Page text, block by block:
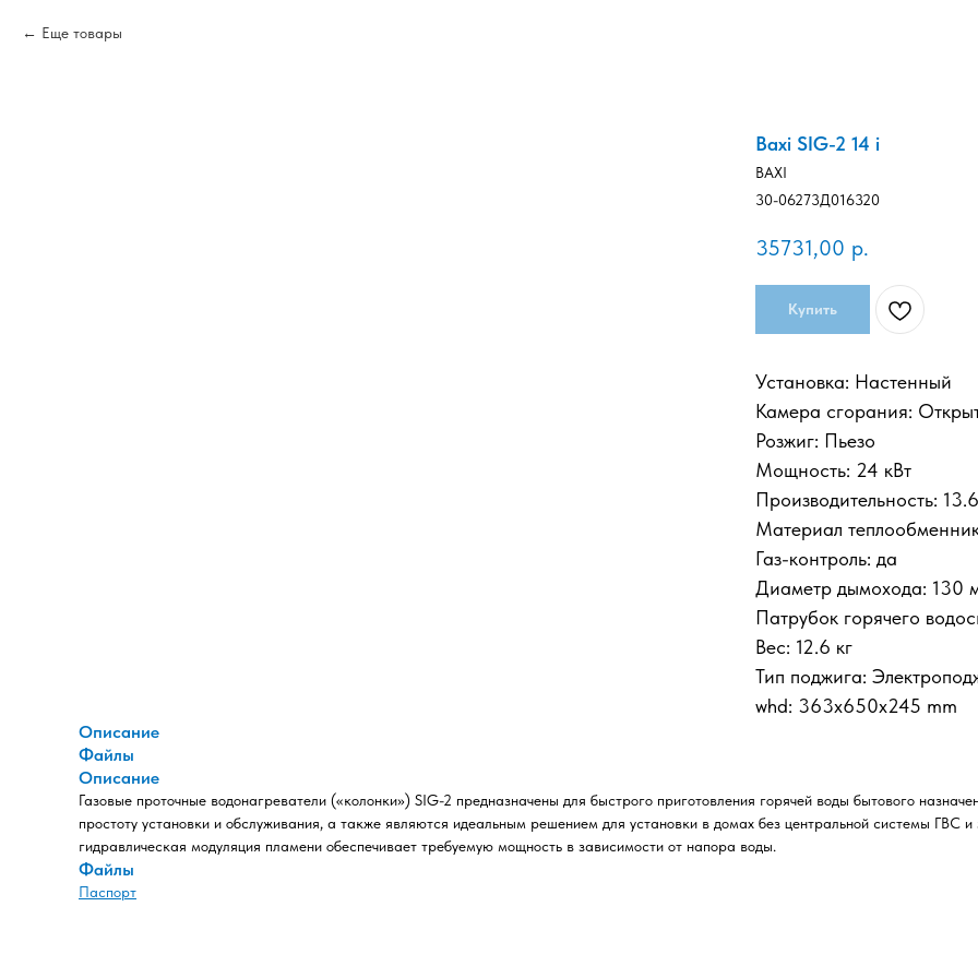
Еще товары
Baxi SIG-2 14 i
BAXI
30-06273Д016320
35731,00 р.
Купить
Установка: Настенный
Камера сгорания:
Розжиг: Пьезо
Мощность: 24 кВт
Производительность:
Материал
Газ-контроль: да
Диаметр дымохода: 130
Патрубок горячего
Вес: 12.6 кг
Тип поджига:
whd: 363x650x245 mm
Описание
Файлы
Описание
Газовые проточные водонагреватели («колонки») SIG-2 предназначены для быстрого приготовления горячей воды бытового
простоту установки и обслуживания, а также являются идеальным решением для установки в домах без центральной системы ГВС
гидравлическая модуляция пламени обеспечивает требуемую мощность в зависимости от напора воды.
Файлы
Паспорт